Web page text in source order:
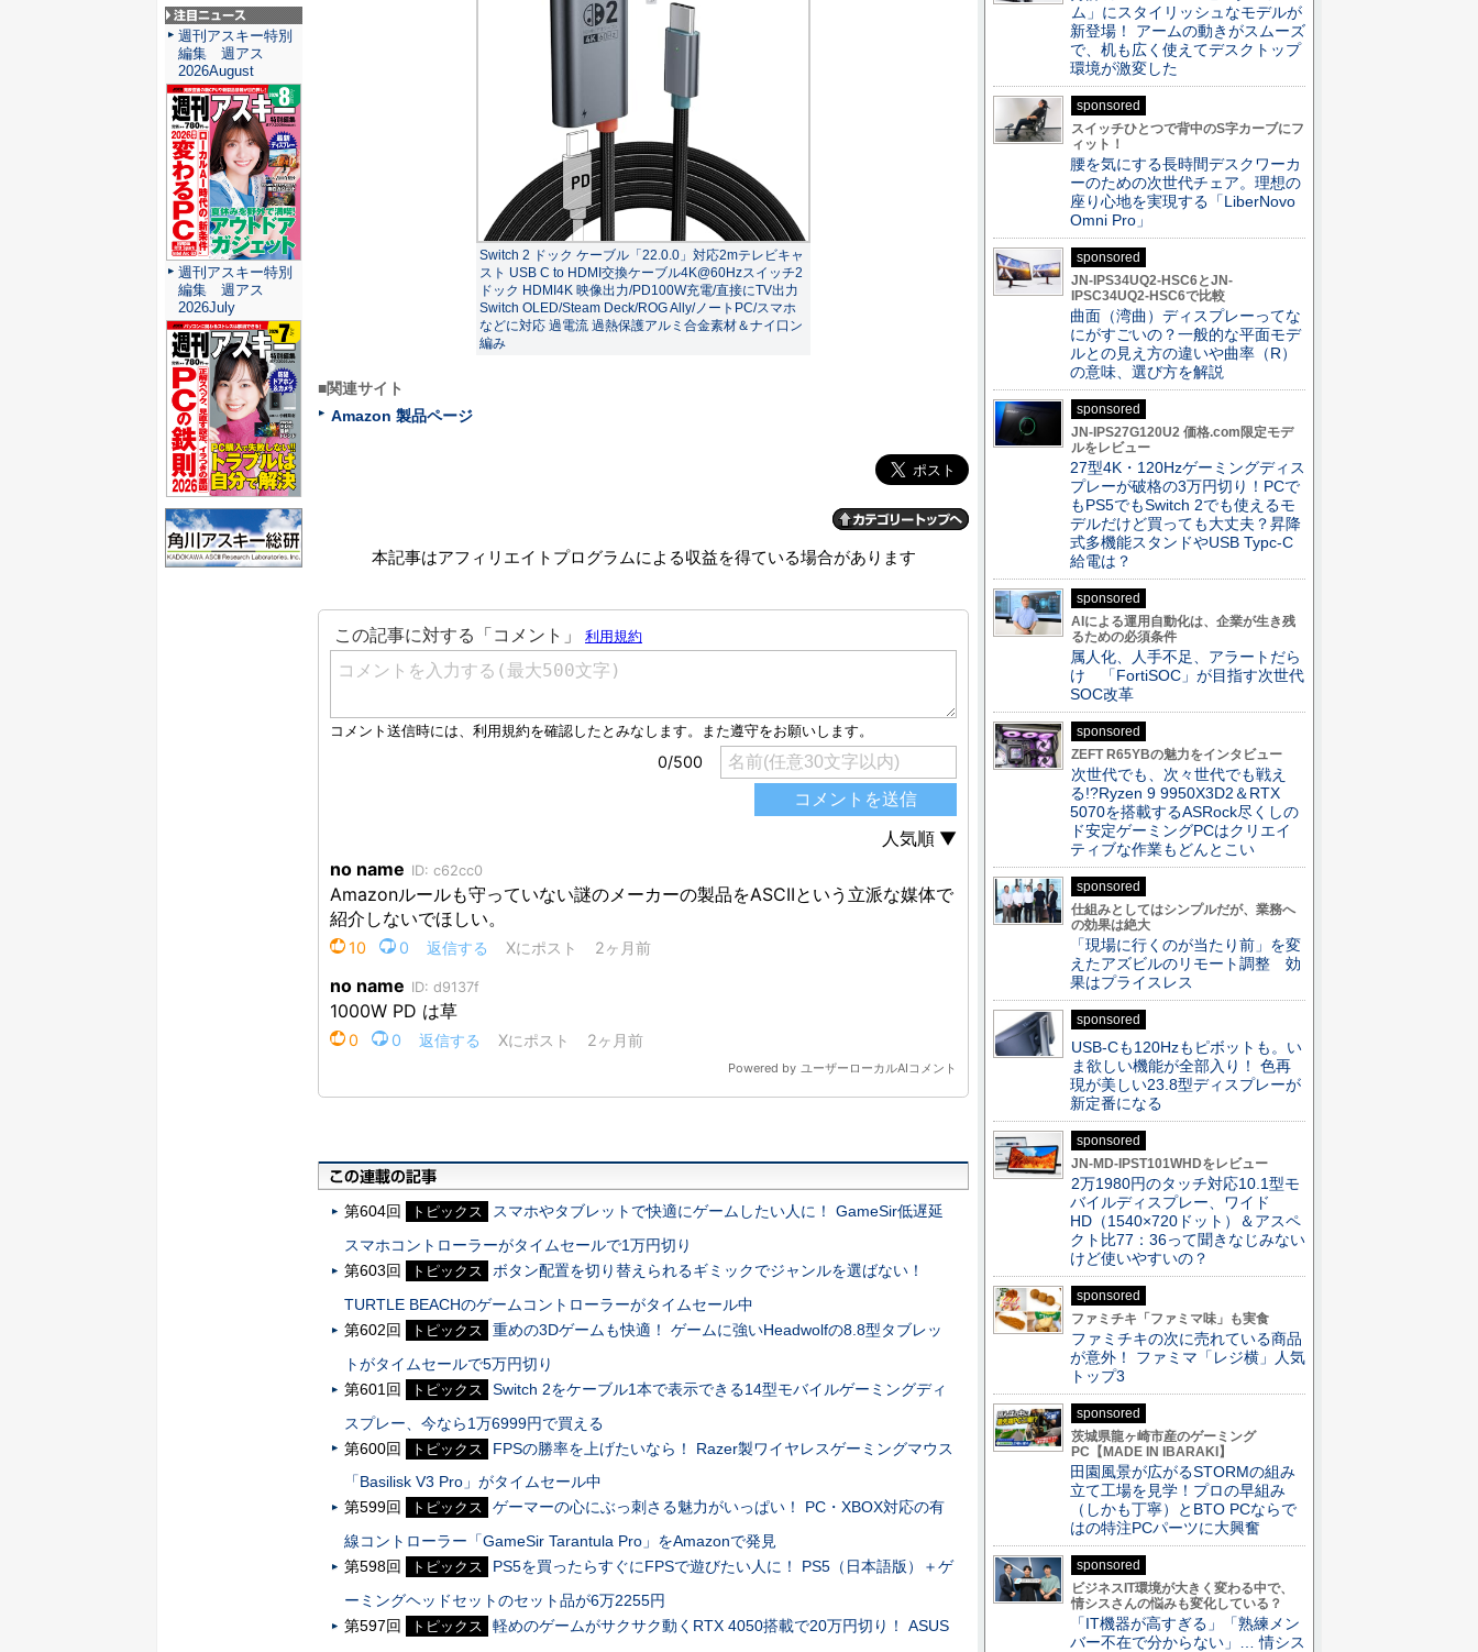
Switch 2 ドック ケーブル「22.0.0」対応2mテレビキャ
スト USB C to HDMI交換ケーブル4K@60Hzスイッチ2
ドック HDMI4K 映像出力/PD100W充電/直接にTV出力
Switch OLED/Steam Deck/ROG Ally/ノートPC/スマホ
などに対応 過電流 過熱保護アルミ合金素材＆ナイ口ン
編み
■関連サイト
Amazon 製品ページ
本記事はアフィリエイトプログラムによる収益を得ている場合があります
第604回 トピックス
スマホやタブレットで快適にゲームしたい人に！ GameSir低遅延
スマホコントローラーがタイムセールで1万円切り
第603回
トピックス
ボタン配置を切り替えられるギミックでジャンルを選ばない！
TURTLE BEACHのゲームコントローラーがタイムセール中
第602回
トピックス
重めの3Dゲームも快適！ ゲームに強いHeadwolfの8.8型タブレッ
トがタイムセールで5万円切り
第601回
トピックス
Switch 2をケーブル1本で表示できる14型モバイルゲーミングディ
スプレー、今なら1万6999円で買える
第600回
トピックス
FPSの勝率を上げたいなら！ Razer製ワイヤレスゲーミングマウス
「Basilisk V3 Pro」がタイムセール中
第599回
トピックス
ゲーマーの心にぶっ刺さる魅力がいっぱい！ PC・XBOX対応の有
線コントローラー「GameSir Tarantula Pro」をAmazonで発見
第598回
トピックス
PS5を買ったらすぐにFPSで遊びたい人に！ PS5（日本語版）＋ゲ
ーミングヘッドセットのセット品が6万2255円
第597回
トピックス
軽めのゲームがサクサク動くRTX 4050搭載で20万円切り！ ASUS
注目ニュース
週刊アスキー特別
編集 週アス
2026August
週刊アスキー特別
編集 週アス
2026July
ム」にスタイリッシュなモデルが
新登場！ アームの動きがスムーズ
で、机も広く使えてデスクトップ
環境が激変した
sponsored
スイッチひとつで背中のS字カーブにフ
ィット！
腰を気にする長時間デスクワーカ
ーのための次世代チェア。理想の
座り心地を実現する「LiberNovo
Omni Pro」
sponsored
JN-IPS34UQ2-HSC6とJN-
IPSC34UQ2-HSC6で比較
曲面（湾曲）ディスプレーってな
にがすごいの？一般的な平面モデ
ルとの見え方の違いや曲率（R）
の意味、選び方を解説
sponsored
JN-IPS27G120U2 価格.com限定モデ
ルをレビュー
27型4K・120Hzゲーミングディス
プレーが破格の3万円切り！PCで
もPS5でもSwitch 2でも使えるモ
デルだけど買っても大丈夫？昇降
式多機能スタンドやUSB Typc-C
給電は？
sponsored
AIによる運用自動化は、企業が生き残
るための必須条件
属人化、人手不足、アラートだら
け 「FortiSOC」が目指す次世代
SOC改革
sponsored
ZEFT R65YBの魅力をインタビュー
次世代でも、次々世代でも戦え
る!?Ryzen 9 9950X3D2＆RTX
5070を搭載するASRock尽くしの
ド安定ゲーミングPCはクリエイ
ティブな作業もどんとこい
sponsored
仕組みとしてはシンプルだが、業務へ
の効果は絶大
「現場に行くのが当たり前」を変
えたアズビルのリモート調整 効
果はプライスレス
sponsored
USB-Cも120Hzもピボットも。い
ま欲しい機能が全部入り！ 色再
現が美しい23.8型ディスプレーが
新定番になる
sponsored
JN-MD-IPST101WHDをレビュー
2万1980円のタッチ対応10.1型モ
バイルディスプレー、ワイド
HD（1540×720ドット）＆アスペ
クト比77：36って聞きなじみない
けど使いやすいの？
sponsored
ファミチキ「ファミマ味」も実食
ファミチキの次に売れている商品
が意外！ ファミマ「レジ横」人気
トップ3
sponsored
茨城県龍ヶ崎市産のゲーミング
PC【MADE IN IBARAKI】
田園風景が広がるSTORMの組み
立て工場を見学！プロの早組み
（しかも丁寧）とBTO PCならで
はの特注PCパーツに大興奮
sponsored
ビジネスIT環境が大きく変わる中で、
情シスさんの悩みも変化している？
「IT機器が高すぎる」「熟練メン
バー不在で分からない」… 情シス